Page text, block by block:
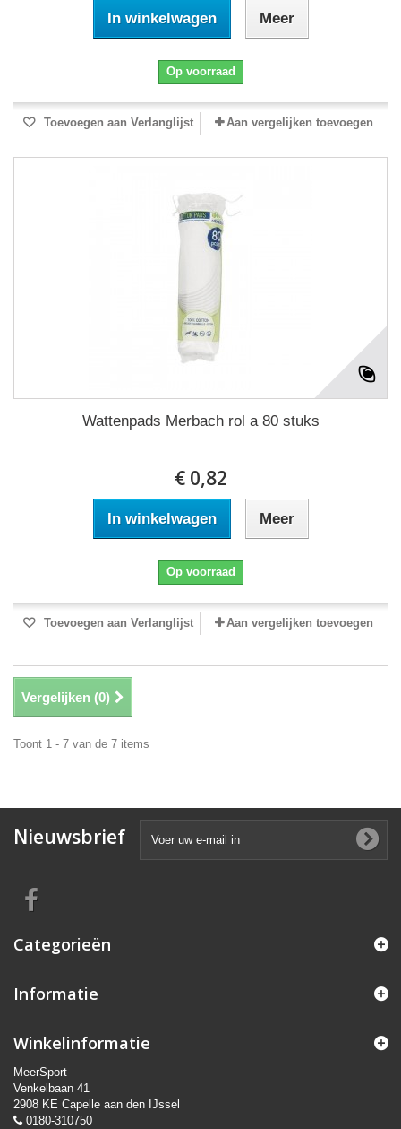
In winkelwagen Meer
Op voorraad
Toevoegen aan Verlanglijst Aan vergelijken toevoegen
Wattenpads Merbach rol a 80 stuks
€ 0,82
In winkelwagen Meer
Op voorraad
Toevoegen aan Verlanglijst Aan vergelijken toevoegen
Vergelijken (0)
Toont 1 - 7 van de 7 items
Nieuwsbrief
Categorieën
Informatie
Winkelinformatie
MeerSport
Venkelbaan 41
2908 KE Capelle aan den IJssel
0180-310750